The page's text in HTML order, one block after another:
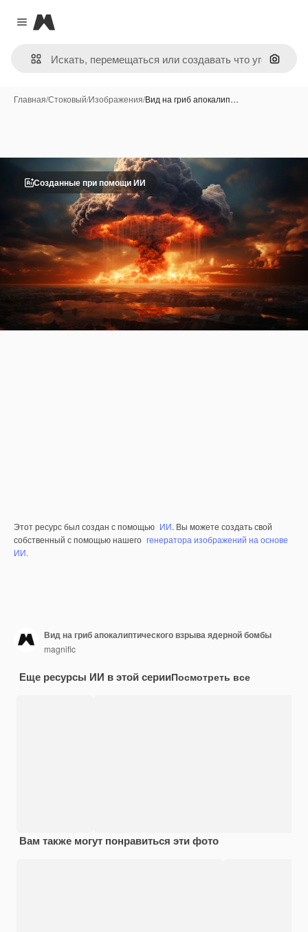
Close menu
Magnific
Поиск
Главная/Стоковый/Изображения/Вид на гриб апокалип…
Созданные при помощи ИИ
Этот ресурс был создан с помощью ИИ. Вы можете создать свой
собственный с помощью нашего генератора изображений на основе
ИИ.
Вид на гриб апокалиптического взрыва ядерной бомбы
magnific
Еще ресурсы ИИ в этой серииПосмотреть все
Вам также могут понравиться эти фото